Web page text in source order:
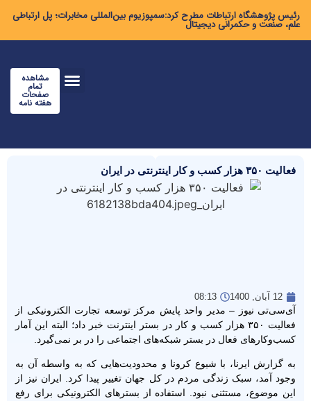
رئیس پژوهشگاه ارتباطات مطرح کرد:سمپوزیوم بین‌المللی مخابرات؛ پل ارتباطی
علم، صنعت و حکمرانی دیجیتال
مشاهده
تمام
صفحات
هفته نامه
فعالیت ۳۵۰ هزار کسب‌ و کار اینترنتی در ایران
12 آبان, 1400 08:13
آی‌سی‌تی نیوز – مدیر واحد پایش مرکز توسعه تجارت الکترونیکی از
فعالیت ۳۵۰ هزار کسب و کار در بستر اینترنت خبر داد؛ البته این آمار
کسب‌وکارهای فعال در بستر شبکه‌های اجتماعی را در بر نمی‌گیرد.
به گزارش ایرنا، با شیوع کرونا و محدودیت‌هایی که به واسطه آن به
وجود آمد، سبک زندگی مردم در کل جهان تغییر پیدا کرد. ایران نیز از
این موضوع، مستثنی نبود. استفاده از بسترهای الکترونیکی برای رفع